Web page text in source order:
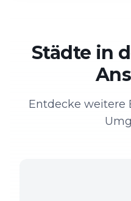
Städte in
Entdecke weitere